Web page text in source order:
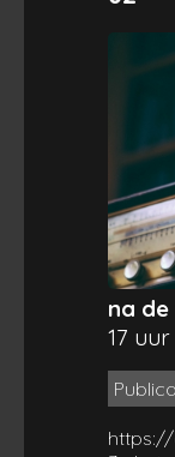
na
17